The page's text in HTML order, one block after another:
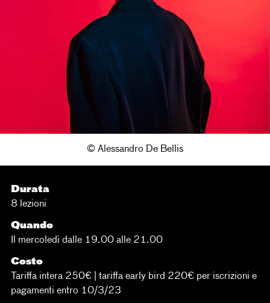
© Alessandro De Bellis
Durata
8 lezioni
Quando
Il mercoledì dalle 19.00 alle 21.00
Costo
Tariffa intera 250€ | tariffa early bird 220€ per iscrizioni e
pagamenti entro 10/3/23